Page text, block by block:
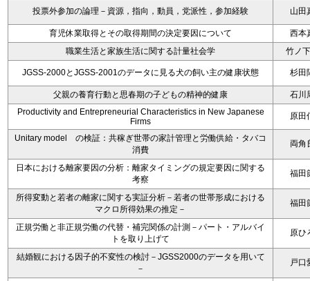
投票外参加の論理－資源，指向，動員，党派性，参加経験 山田
育児休業取得とその取得期間の決定要因について
西本
職業生活と家族生活に関する計量社会学
竹ノ
JGSS-2000とJGSS-2001のデータに見る犬の飼い主の健康状態 杉田
父親の養育行動と思春期の子どもの精神的健康
石川
Productivity and Entrepreneurial Characteristics in New Japanese
Firms
原田
Unitary model の検証：共稼ぎ世帯の家計管理と労働供給・タバコ
消費
両角
日本における離家要因の分析：離家タイミングの規定要因に関する
考察
福田
所得変動と若者の離家に関する実証分析－若者の世帯形成における
マクロ所得効果の推定－
福田
正規労働と非正規労働の代替・補完関係の計測－パート・アルバイ
トを取り上げて
原ひ
結婚観における因子的不変性の検討－JGSS2000のデータを用いて
－
戸口